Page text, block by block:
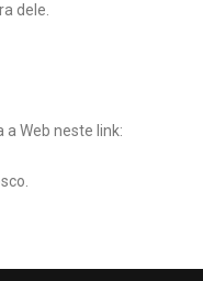
dele.
Web neste link: